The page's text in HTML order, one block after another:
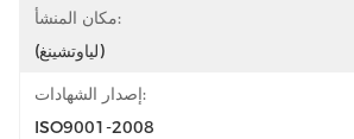
مكان المنشأ:
(لياوتشينغ)
إصدار الشهادات:
ISO9001-2008